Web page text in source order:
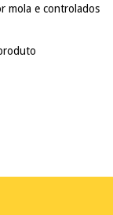
mola e controlados